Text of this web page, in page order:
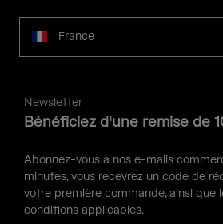
France
Newsletter
Bénéficiez d'une remise de
Abonnez-vous à nos e-mails
minutes, vous recevrez un code de
votre première commande, ainsi que
conditions applicables.